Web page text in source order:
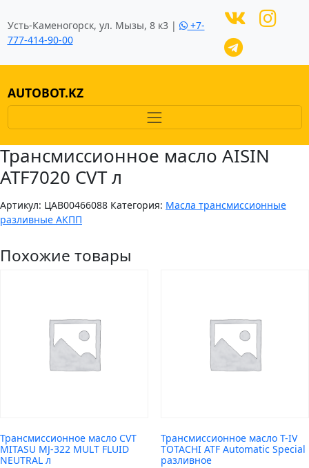
Усть-Каменогорск, ул. Мызы, 8 к3 |
+7-
777-414-90-00
AUTOBOT.KZ
Трансмиссионное масло AISIN
ATF7020 CVT л
Артикул: ЦAB00466088 Категория: Масла трансмиссионные
разливные АКПП
Похожие товары
Трансмиссионное масло CVT
MITASU MJ-322 MULT FLUID
NEUTRAL л
Трансмиссионное масло T-IV
TOTACHI ATF Automatic Special
разливное